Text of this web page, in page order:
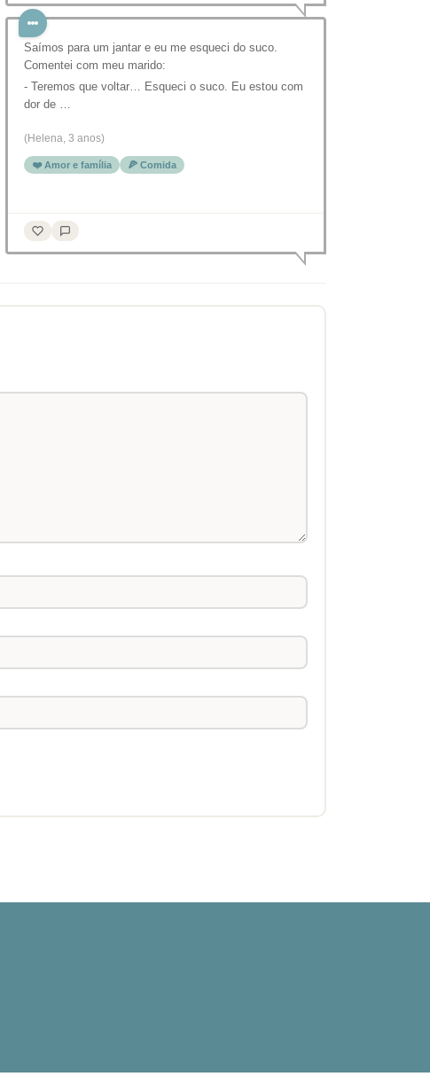
Saímos para um jantar e eu me esqueci do suco.
Comentei com meu marido:
- Teremos que voltar… Esqueci o suco. Eu estou com
dor de …
(Helena, 3 anos)
❤️ Amor e família 🍕 Comida